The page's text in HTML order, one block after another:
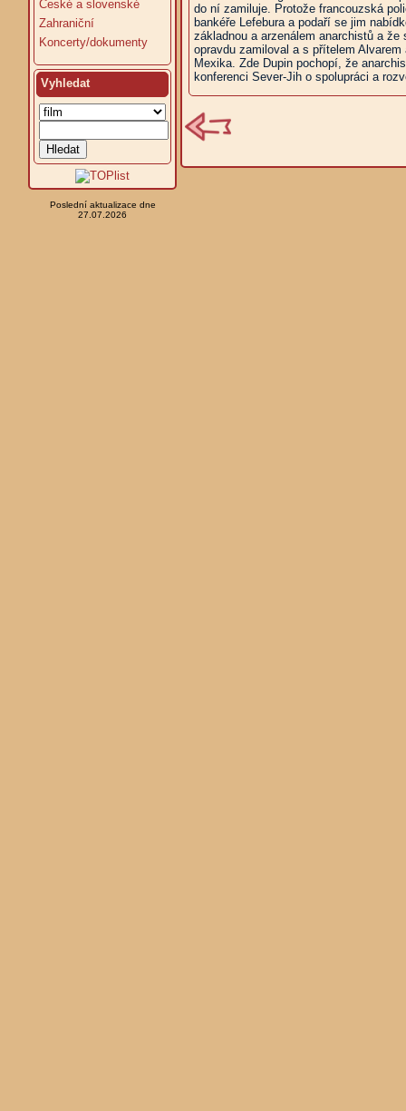
České a slovenské
Zahraniční
Koncerty/dokumenty
Vyhledat
Poslední aktualizace dne
27.07.2026
do ní zamiluje. Protože francouzská
bankéře Lefebura a podaří se jim
základnou a arzenálem anarchistů a
opravdu zamiloval a s přítelem
Mexika. Zde Dupin pochopí, že
konferenci Sever-Jih o spolupráci a